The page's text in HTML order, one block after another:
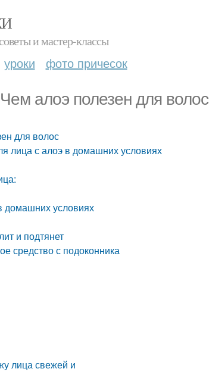
и мастер-классы
уроки фото причесок
алоэ полезен для волос
для волос
лица с алоэ в домашних условиях
домашних условиях
и подтянет
средство с подоконника
лица свежей и